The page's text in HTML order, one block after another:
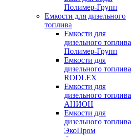
Полимер-Групп
Емкости для дизельного
топлива
Емкости для
дизельного топлива
Полимер-Групп
Емкости для
дизельного топлива
RODLEX
Емкости для
дизельного топлива
АНИОН
Емкости для
дизельного топлива
ЭкоПром